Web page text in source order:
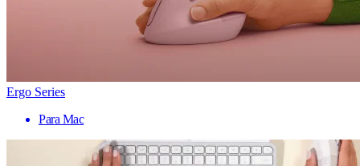
Ergo Series
Para Mac